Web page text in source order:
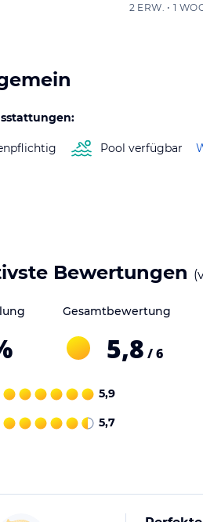
2 ERW. • 1
Pool verfügbar
Bewertungen
Gesamtbewertung
5,8 / 6
5,9
5,7